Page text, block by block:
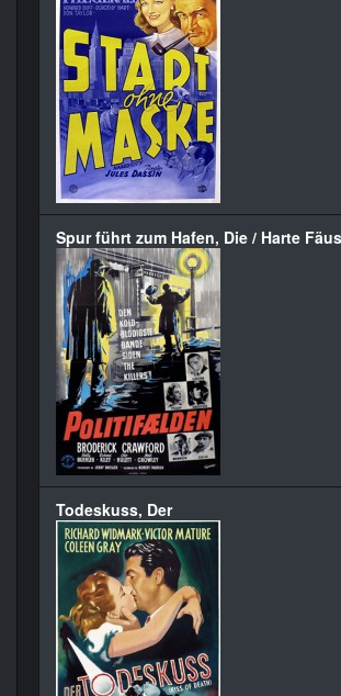
Spur führt zum Hafen, Die / Harte
Todeskuss, Der